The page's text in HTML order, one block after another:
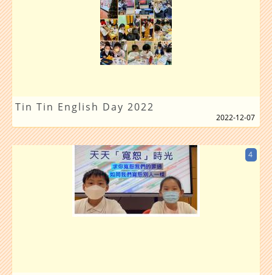
Tin Tin English Day 2022
2022-12-07
4